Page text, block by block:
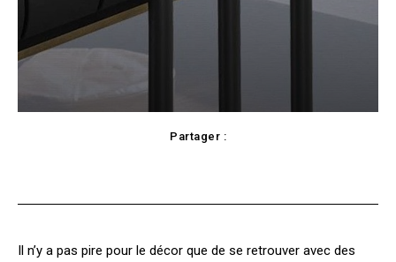
Partager :
Il n’y a pas pire pour le décor que de se retrouver avec des